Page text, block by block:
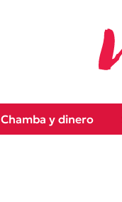
Chamba y dinero